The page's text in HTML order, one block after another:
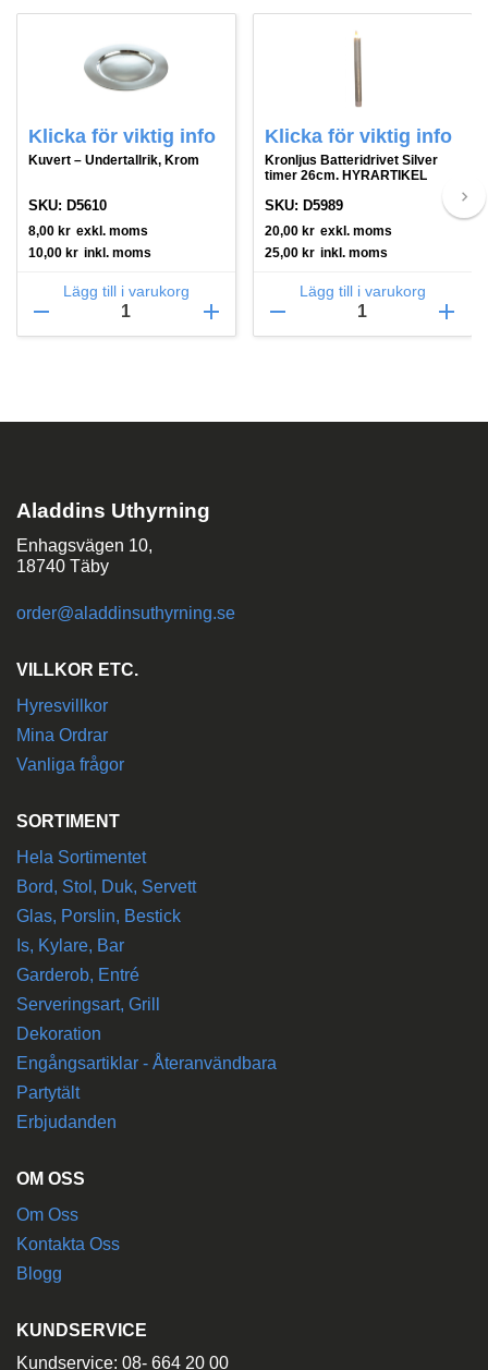
Klicka för viktig info
Kuvert – Undertallrik, Krom
SKU: D5610
8,00 kr exkl. moms
10,00 kr inkl. moms
Lägg till i varukorg
remove add
Klicka för viktig info
Kronljus Batteridrivet Silver
timer 26cm. HYRARTIKEL
SKU: D5989
20,00 kr exkl. moms
25,00 kr inkl. moms
Lägg till i varukorg
remove add
keyboard_arrow_right
Aladdins Uthyrning
Enhagsvägen 10,
18740 Täby
order@aladdinsuthyrning.se
VILLKOR ETC.
Hyresvillkor
Mina Ordrar
Vanliga frågor
SORTIMENT
Hela Sortimentet
Bord, Stol, Duk, Servett
Glas, Porslin, Bestick
Is, Kylare, Bar
Garderob, Entré
Serveringsart, Grill
Dekoration
Engångsartiklar - Återanvändbara
Partytält
Erbjudanden
OM OSS
Om Oss
Kontakta Oss
Blogg
KUNDSERVICE
Kundservice: 08- 664 20 00